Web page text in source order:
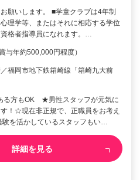
願いします。 ■学童クラブは4年制
理学等、またはそれに相応する学位
格者指導員になれます。…
与年約500,000円程度）
福岡市地下鉄箱崎線「箱崎九大前
る方もOK ★男性スタッフが元気に
！☆現在非正規で、正職員をお考え
を活かしているスタッフもい…
詳細を見る